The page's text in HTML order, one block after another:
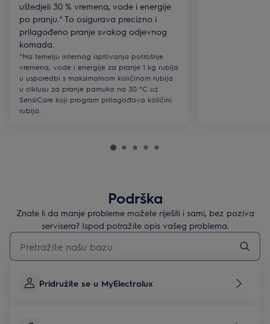
uštedjeli 30 % vremena, vode i energije
po pranju.* To osigurava precizno i
prilagođeno pranje svakog odjevnog
komada.
*Na temelju internog ispitivanja potrošnje
vremena, vode i energije za pranje 1 kg rublja
u usporedbi s maksimalnom količinom rublja
u ciklusu za pranje pamuka na 30 °C uz
SensiCare koji program prilagođava količini
rublja.
Podrška
Znate li da manje probleme možete riješiti i sami, bez poziva
servisera? Ispod potražite opis vašeg problema.
Upišite za pretraživanje članaka podrške
Pridružite se u MyElectrolux